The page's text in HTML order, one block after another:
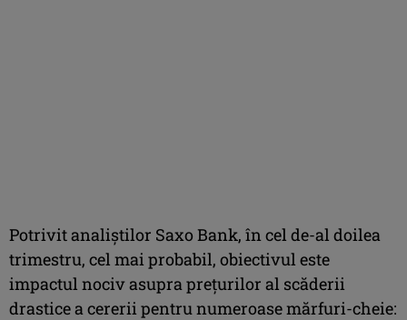
Potrivit analiştilor Saxo Bank, în cel de-al doilea
trimestru, cel mai probabil, obiectivul este
impactul nociv asupra preţurilor al scăderii
drastice a cererii pentru numeroase mărfuri-cheie: